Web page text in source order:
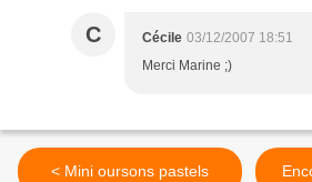
C Cécile 03/12/2007 18:51
Merci Marine ;)
< Mini oursons pastels